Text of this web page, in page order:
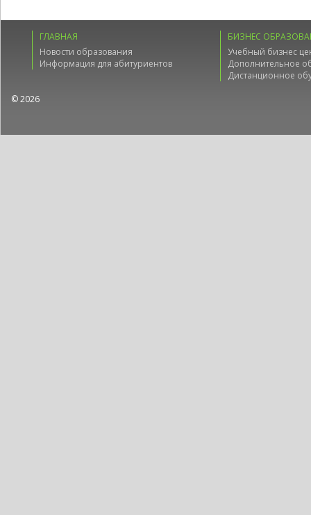
ГЛАВНАЯ
Новости образования
Информация для абитуриентов
БИЗНЕС
Учебный бизнес
Дополнительное
Дистанционное
© 2026